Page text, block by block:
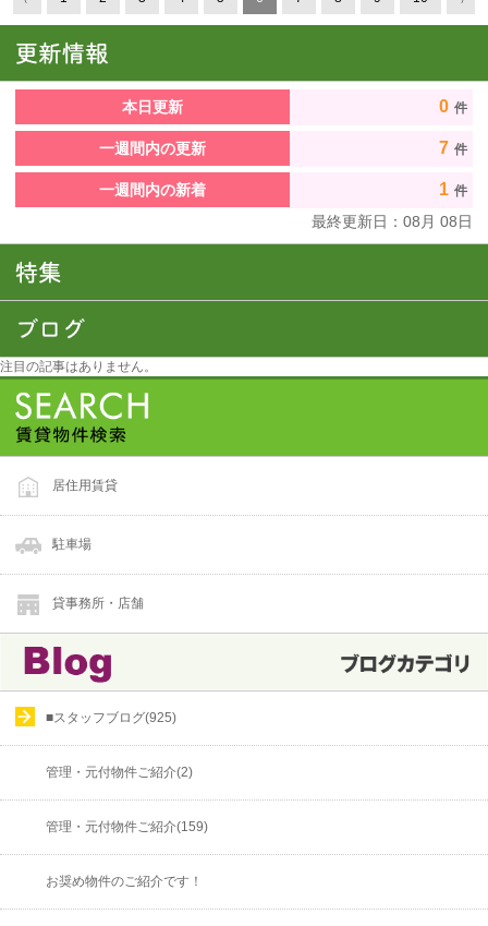
本日更新 0 件
一週間内の更新 7 件
一週間内の新着 1 件
最終更新日： 08 月 08日
注目の記事はありません。
居住用賃貸
駐車場
貸事務所・店舗
■スタッフブログ(925)
管理・元付物件ご紹介(2)
管理・元付物件ご紹介(159)
お奨め物件のご紹介です！